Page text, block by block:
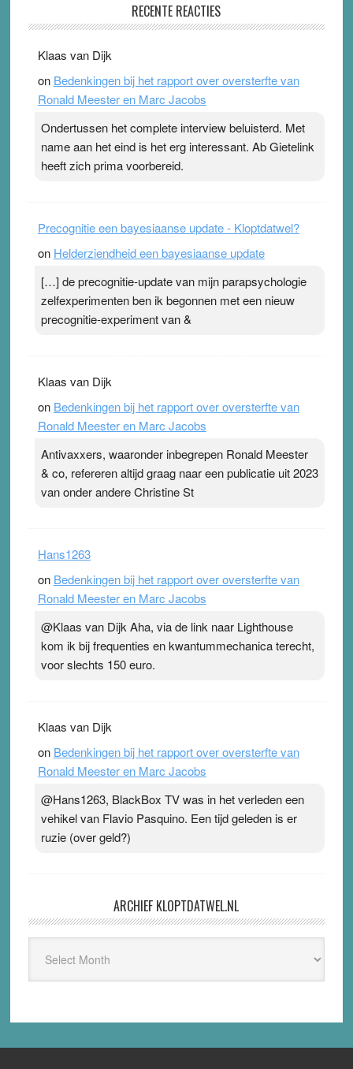
Ward van Beek
topsporters. Ze hopen ermee hun hartslag te verlagen
terwijl ze meer zuurstof opnemen. Daarop heeft zo’n
pleister geen effect. Maar het gevoel ‘makkelijker te
Pleisterplakkers in de topspsort ›[...]
RECENTE REACTIES
Klaas van Dijk
on Bedenkingen bij het rapport over oversterfte van
Ronald Meester en Marc Jacobs
Ondertussen het complete interview beluisterd. Met
name aan het eind is het erg interessant. Ab Gietelink
heeft zich prima voorbereid.
Precognitie een bayesiaanse update - Kloptdatwel?
on Helderziendheid een bayesiaanse update
[…] de precognitie-update van mijn parapsychologie
zelfexperimenten ben ik begonnen met een nieuw
precognitie-experiment van &
Klaas van Dijk
on Bedenkingen bij het rapport over oversterfte van
Ronald Meester en Marc Jacobs
Antivaxxers, waaronder inbegrepen Ronald Meester
& co, refereren altijd graag naar een publicatie uit 2023
van onder andere Christine St
Hans1263
on Bedenkingen bij het rapport over oversterfte van
Ronald Meester en Marc Jacobs
@Klaas van Dijk Aha, via de link naar Lighthouse
kom ik bij frequenties en kwantummechanica terecht,
voor slechts 150 euro.
Klaas van Dijk
on Bedenkingen bij het rapport over oversterfte van
Ronald Meester en Marc Jacobs
@Hans1263, BlackBox TV was in het verleden een
vehikel van Flavio Pasquino. Een tijd geleden is er
ruzie (over geld?)
ARCHIEF KLOPTDATWEL.NL
Kloptdatwel.nl